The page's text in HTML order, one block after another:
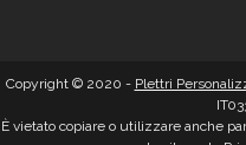
Copyright © 2020 - Plettri
È vietato copiare o utilizzare anche